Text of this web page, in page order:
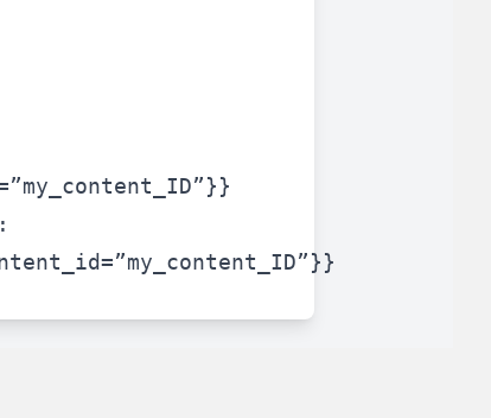
simple et rapide.
pour un gain de temps considérable !